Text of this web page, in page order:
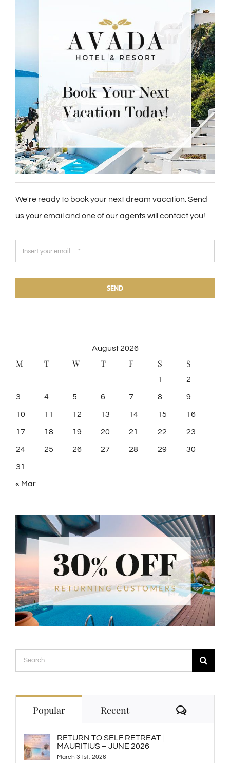
We're ready to book your next dream vacation. Send
us your email and one of our agents will contact you!
SEND
August 2026
M T W T F S S
1 2
3 4 5 6 7 8 9
10 11 12 13 14 15 16
17 18 19 20 21 22 23
24 25 26 27 28 29 30
31
« Mar
Search
for:
Popular Recent
RETURN TO SELF RETREAT |
MAURITIUS – JUNE 2026
March 31st, 2026